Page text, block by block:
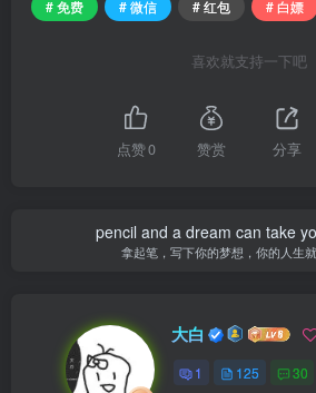
# 免费 # 微信 # 红包 # 白嫖
喜欢就支持一下吧
点赞0 赞赏 分享
pencil and a dream can take
拿起笔，写下你的梦想，你的人生
大白
1 125 30